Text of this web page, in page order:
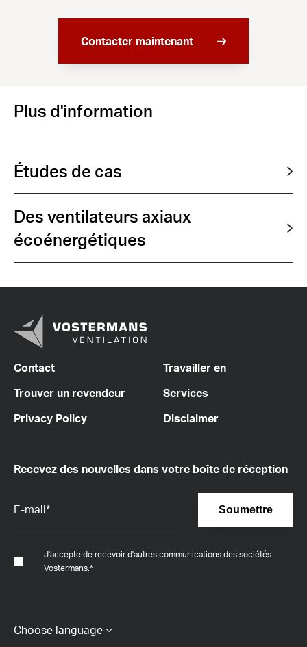
Contacter maintenant
Plus d'information
Études de cas
Des ventilateurs axiaux
écoénergétiques
Contact
Travailler en
Trouver un revendeur
Services
Privacy Policy
Disclaimer
Recevez des nouvelles dans votre boîte de réception
J'accepte de recevoir d'autres communications des sociétés
Vostermans. *